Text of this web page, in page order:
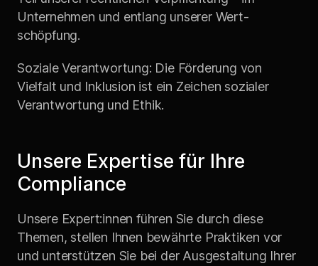
Unternehmen und entlang unserer Wert­
schöpfung.
Soziale Verantwortung: Die Förderung von
Vielfalt und Inklusion ist ein Zeichen sozialer
Verantwortung und Ethik.
Unsere Expertise für Ihre
Compliance
Unsere Expert:innen führen Sie durch diese
Themen, stellen Ihnen bewährte Praktiken vor
und unterstützen Sie bei der Ausgestaltung Ihrer